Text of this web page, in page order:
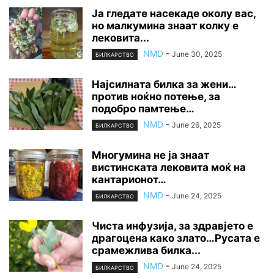
Ја гледате насекаде околу вас,
но малкумина знаат колку е
лековита...
БИЛКАРСТВО NMD - June 30, 2025
Најсилната билка за жени…
против ноќно потење, за
подобро памтење…
БИЛКАРСТВО NMD - June 26, 2025
Многумина не ја знаат
вистинската лековита моќ на
кантарионот…
БИЛКАРСТВО NMD - June 24, 2025
Чиста инфузија, за здравјето е
драгоцена како злато…Русата е
срамежлива билка...
БИЛКАРСТВО NMD - June 24, 2025